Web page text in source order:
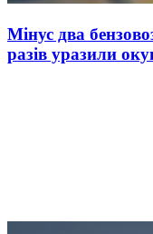
Мінус два
разів уразили